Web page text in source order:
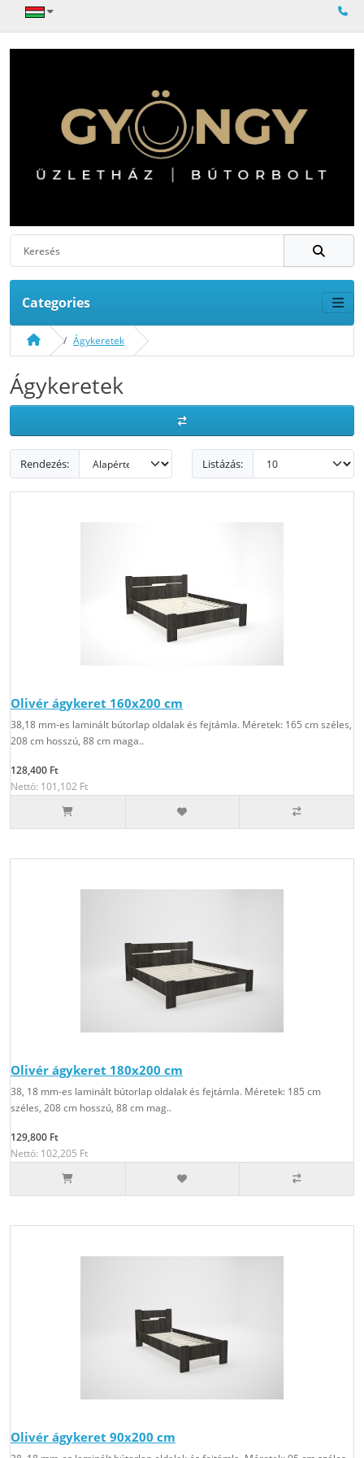
Categories
Ágykeretek
Ágykeretek
Rendezés: Listázás:
Olivér ágykeret 160x200 cm
38,18 mm-es laminált bútorlap oldalak és fejtámla. Méretek: 165 cm széles,
208 cm hosszú, 88 cm maga..
128,400 Ft
Nettó: 101,102 Ft
Olivér ágykeret 180x200 cm
38, 18 mm-es laminált bútorlap oldalak és fejtámla. Méretek: 185 cm
széles, 208 cm hosszú, 88 cm mag..
129,800 Ft
Nettó: 102,205 Ft
Olivér ágykeret 90x200 cm